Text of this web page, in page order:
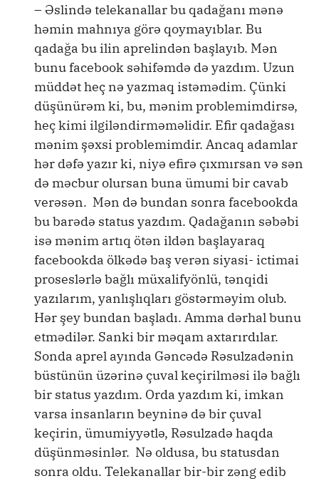
– Əslində telekanallar bu qadağanı mənə
həmin mahnıya görə qoymayıblar. Bu
qadağa bu ilin aprelindən başlayıb. Mən
bunu facebook səhifəmdə də yazdım. Uzun
müddət heç nə yazmaq istəmədim. Çünki
düşünürəm ki, bu, mənim problemimdirsə,
heç kimi ilgiləndirməməlidir. Efir qadağası
mənim şəxsi problemimdir. Ancaq adamlar
hər dəfə yazır ki, niyə efirə çıxmırsan və sən
də məcbur olursan buna ümumi bir cavab
verəsən. Mən də bundan sonra facebookda
bu barədə status yazdım. Qadağanın səbəbi
isə mənim artıq ötən ildən başlayaraq
facebookda ölkədə baş verən siyasi- ictimai
proseslərlə bağlı müxalifyönlü, tənqidi
yazılarım, yanlışlıqları göstərməyim olub.
Hər şey bundan başladı. Amma dərhal bunu
etmədilər. Sanki bir məqam axtarırdılar.
Sonda aprel ayında Gəncədə Rəsulzadənin
büstünün üzərinə çuval keçirilməsi ilə bağlı
bir status yazdım. Orda yazdım ki, imkan
varsa insanların beyninə də bir çuval
keçirin, ümumiyyətlə, Rəsulzadə haqda
düşünməsinlər. Nə oldusa, bu statusdan
sonra oldu. Telekanallar bir-bir zəng edib